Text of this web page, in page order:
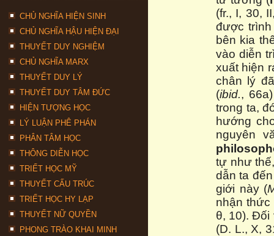
CHỦ NGHĨA HIỆN SINH
CHỦ NGHĨA HẬU HIỆN ĐẠI
THUYẾT DUY NGHIỆM
CHỦ NGHĨA MARX
THUYẾT DUY LÝ
THUYẾT DUY TÂM ĐỨC
HIỆN TƯỢNG HỌC
LÝ LUẬN PHÊ PHÁN
PHÂN TÂM HỌC
THÔNG DIỄN HỌC
TRIẾT HỌC MỸ
THUYẾT CẤU TRÚC
TRIẾT HỌC HY LẠP
THUYẾT NỮ QUYỀN
PHONG TRÀO KHAI MINH
(fr., I, 30,
được
bên kia
vào diễn
xuất hiện
chân lý
(ibid.,
trong ta,
hướng
nguyên
tự như
dẫn ta
giới này (
nhận
θ, 10). Đối
(D. L., X,